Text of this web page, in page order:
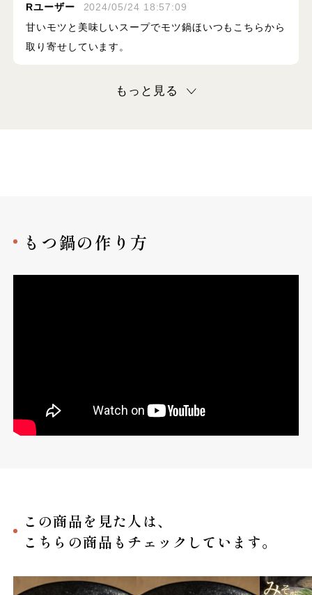
Rユーザー
2024/05/24 18:57:09
甘いモツと美味しいスープでモツ鍋ほいつもこちらから
取り寄せしています。
もっと見る
もつ鍋の作り方
この商品を見た人は、
こちらの商品もチェックしています。